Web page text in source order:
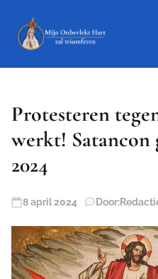
Protesteren
werkt! Satancon
2024
8 april 2024 Door: